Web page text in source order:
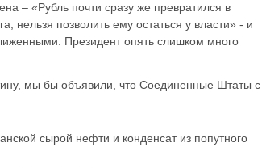
– «Рубль почти сразу же превратился в
нельзя позволить ему остаться у власти» - и
Президент опять слишком много
мы бы объявили, что Соединенные Штаты с
сырой нефти и конденсат из попутного